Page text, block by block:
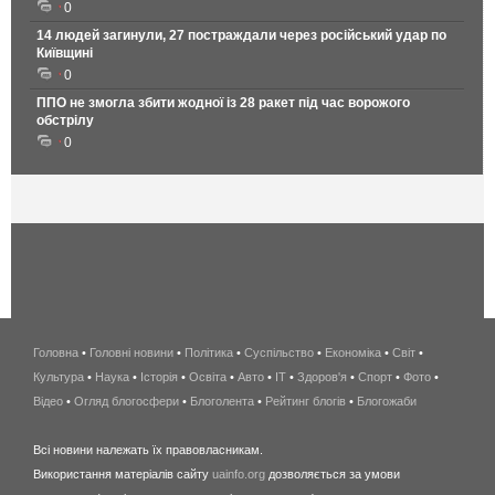
0
14 людей загинули, 27 постраждали через російський удар по
Київщині
0
ППО не змогла збити жодної із 28 ракет під час ворожого
обстрілу
0
беспроводной
интернет
киев
wimax
Головна • Головні новини • Політика • Суспільство • Економіка • Світ •
Культура • Наука • Історія • Освіта • Авто • IT • Здоров'я • Спорт • Фото •
Відео • Огляд блогосфери • Блоголента • Рейтинг блогів • Блогожаби
Всі новини належать їх правовласникам.
Використання матеріалів сайту uainfo.org дозволяється за умови